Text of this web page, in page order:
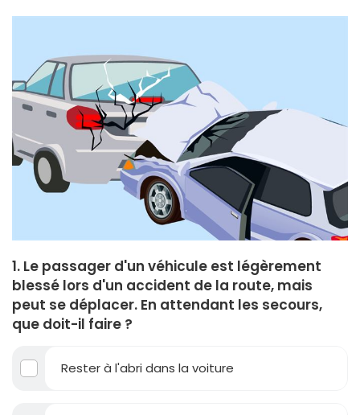
1. Le passager d'un véhicule est légèrement
blessé lors d'un accident de la route, mais
peut se déplacer. En attendant les secours,
que doit-il faire ?
Rester à l'abri dans la voiture